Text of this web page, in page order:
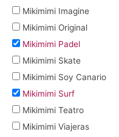
Mikimimi Imagine
Mikimimi Original
Mikimimi Padel
Mikimimi Skate
Mikimimi Soy Canario
Mikimimi Surf
Mikimimi Teatro
Mikimimi Viajeras